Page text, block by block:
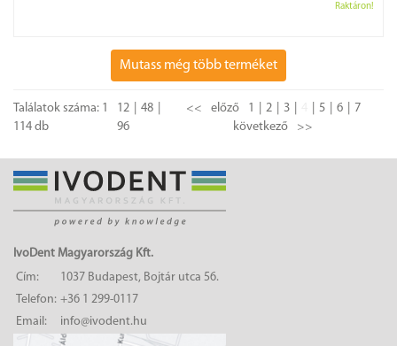
Raktáron!
Mutass még több terméket
Találatok száma: 1
114 db
12
48
96
<< előző 1 2 3 5 6
7
következő
>>
IvoDent Magyarország Kft.
Cím:
1037 Budapest, Bojtár utca 56.
Telefon: +36 1 299-0117
Email:
info@ivodent.hu